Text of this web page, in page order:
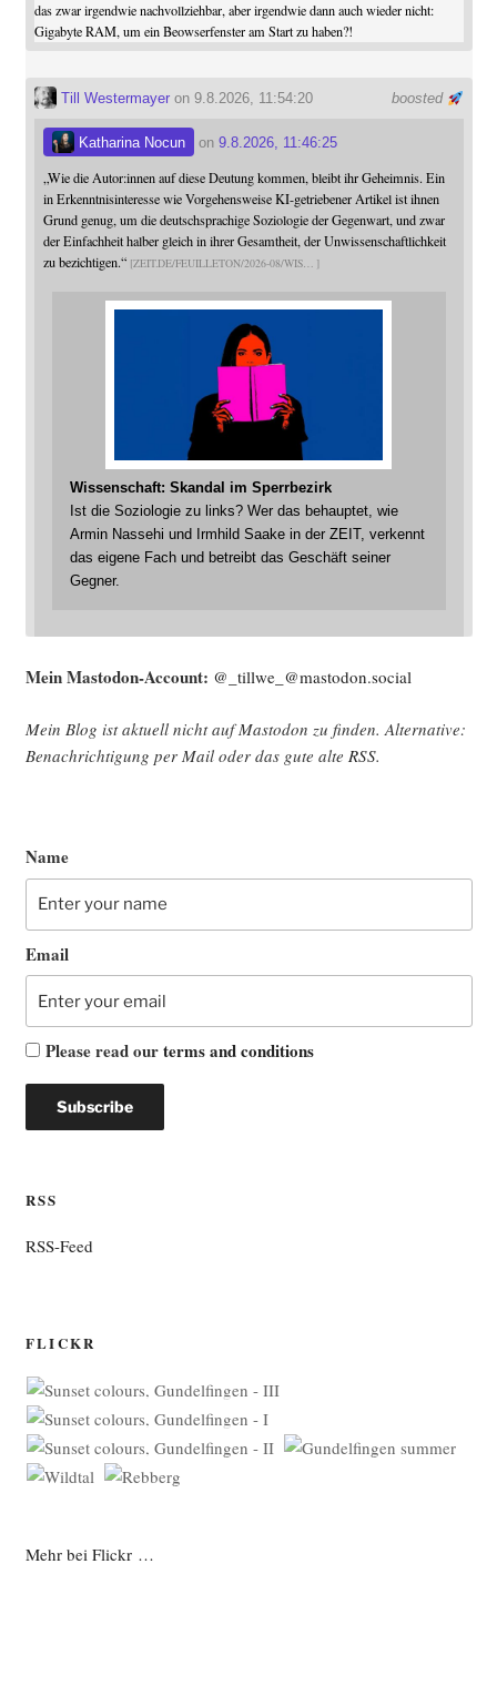
das zwar irgendwie nachvollziehbar, aber irgendwie dann auch wieder nicht:
Gigabyte RAM, um ein Beowserfenster am Start zu haben?!
boosted
Till Westermayeron 9.8.2026, 11:54:20
Katharina Nocun on 9.8.2026, 11:46:25
„Wie die Autor:innen auf diese Deutung kommen, bleibt ihr Geheimnis. Ein
in Erkenntnisinteresse wie Vorgehensweise KI-getriebener Artikel ist ihnen
Grund genug, um die deutschsprachige Soziologie der Gegenwart, und zwar
der Einfachheit halber gleich in ihrer Gesamtheit, der Unwissenschaftlichkeit
zu bezichtigen.“ ZEIT.DE/FEUILLETON/2026-08/WIS
Wissenschaft: Skandal im Sperrbezirk
Ist die Soziologie zu links? Wer das behauptet, wie
Armin Nassehi und Irmhild Saake in der ZEIT, verkennt
das eigene Fach und betreibt das Geschäft seiner
Gegner.
Mein Mast­o­don-Account: @_tillwe_@mastodon.social
Mein Blog ist aktu­ell nicht auf Mast­o­don zu fin­den. Alter­na­ti­ve:
Benach­rich­ti­gung per Mail oder das gute alte RSS.
Name
Email
Please read ourterms and conditions
RSS
RSS-Feed
FLICKR
Mehr bei Flickr …